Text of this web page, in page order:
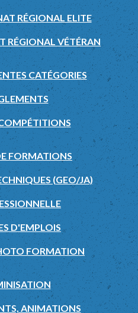
RÉGIONAL ELITE
RÉGIONAL VÉTÉRAN
CATÉGORIES
FORMATIONS
(GEO/JA)
D'EMPLOIS
FORMATION
ANIMATIONS